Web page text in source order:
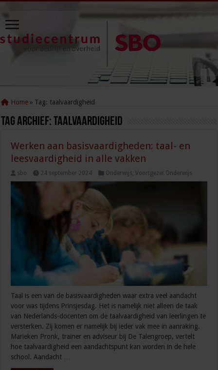
Home » Tag: taalvaardigheid
Tag Archief:taalvaardigheid
Werken aan basisvaardigheden: taal- en
leesvaardigheid in alle vakken
sbo 24 september 2024 Onderwijs,Voortgezet Onderwijs
Taal is een van de basisvaardigheden waar extra veel aandacht
voor was tijdens Prinsjesdag. Het is namelijk niet alleen de taak
van Nederlands-docenten om de taalvaardigheid van leerlingen te
versterken. Zij komen er namelijk bij ieder vak mee in aanraking.
Marieken Pronk, trainer en adviseur bij De Talengroep, vertelt
hoe taalvaardigheid een aandachtspunt kan worden in de hele
school. Aandacht …